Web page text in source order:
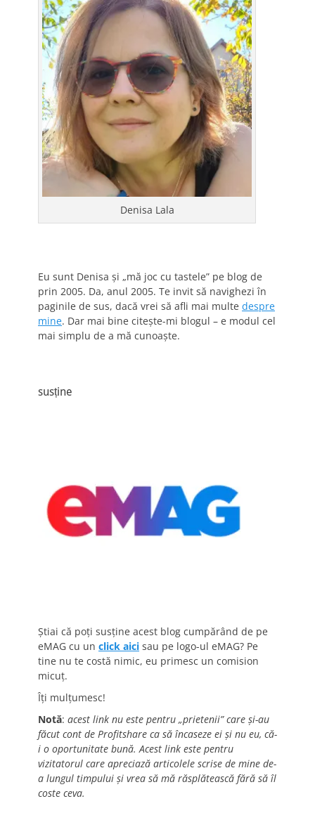
Denisa Lala
Eu sunt Denisa și „mă joc cu tastele” pe blog de
prin 2005. Da, anul 2005. Te invit să navighezi în
paginile de sus, dacă vrei să afli mai multe despre
mine. Dar mai bine citește-mi blogul – e modul cel
mai simplu de a mă cunoaște.
susține
Știai că poți susține acest blog cumpărând de pe
eMAG cu un click aici sau pe logo-ul eMAG? Pe
tine nu te costă nimic, eu primesc un comision
micuț.
Îți mulțumesc!
Notă: acest link nu este pentru „prietenii” care și-au
făcut cont de Profitshare ca să încaseze ei și nu eu, că-
i o oportunitate bună. Acest link este pentru
vizitatorul care apreciază articolele scrise de mine de-
a lungul timpului și vrea să mă răsplătească fără să îl
coste ceva.